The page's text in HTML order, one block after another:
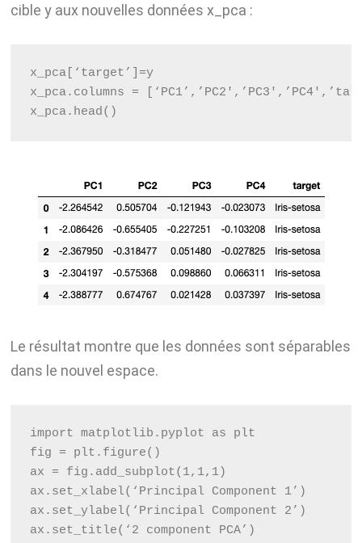
cible y aux nouvelles données x_pca :
x_pca[‘target’]=y
x_pca.columns =
x_pca.head()
Le résultat montre que les données sont séparables
dans le nouvel espace.
import matplotlib.pyplot as plt
fig = plt.figure()
ax = fig.add_subplot(1,1,1)
ax.set_xlabel(‘Principal Component 1’)
ax.set_ylabel(‘Principal Component 2’)
ax.set_title(‘2 component PCA’)